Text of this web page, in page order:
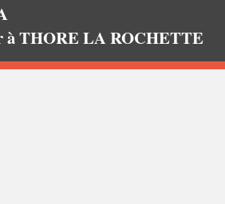
à THORE LA ROCHETTE